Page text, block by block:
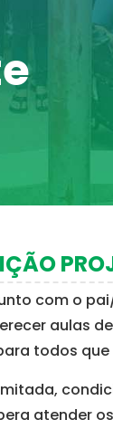
com o
aulas
todos que
atender